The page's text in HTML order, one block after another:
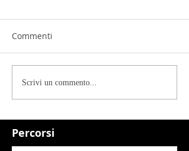
Percorsi
Commenti
Scrivi un commento...